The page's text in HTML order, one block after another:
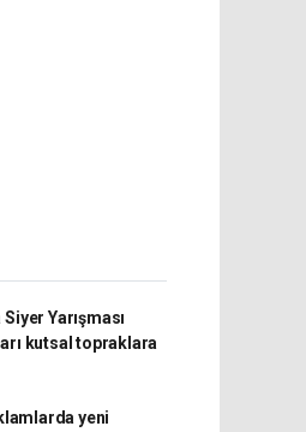
Siyer Yarışması
kutsal topraklara
yeni